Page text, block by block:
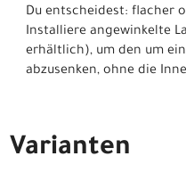
Du entscheidest: flacher
Installiere angewinkelte
erhältlich), um den um
abzusenken, ohne die
Varianten